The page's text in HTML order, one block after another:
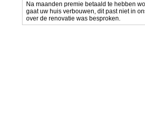
Na maanden premie betaald te hebben
gaat uw huis verbouwen, dit past niet in
over de renovatie was besproken.